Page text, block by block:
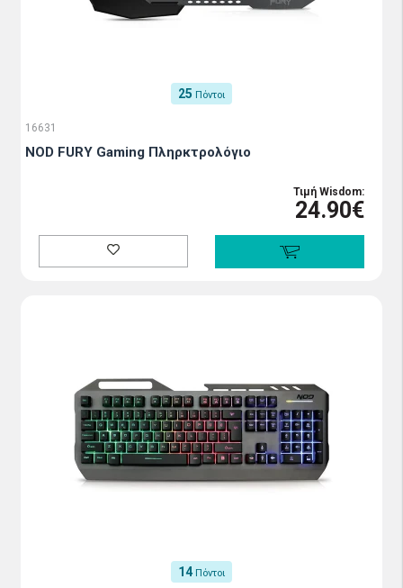
25 Πόντοι
16631
NOD FURY Gaming Πληρκτρολόγιο
Τιμή Wisdom:
24.90€
14 Πόντοι